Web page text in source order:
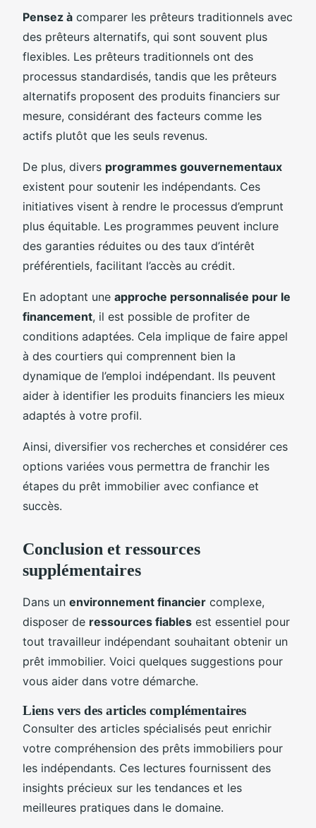
Pensez à comparer les prêteurs traditionnels avec
des prêteurs alternatifs, qui sont souvent plus
flexibles. Les prêteurs traditionnels ont des
processus standardisés, tandis que les prêteurs
alternatifs proposent des produits financiers sur
mesure, considérant des facteurs comme les
actifs plutôt que les seuls revenus.
De plus, divers programmes gouvernementaux
existent pour soutenir les indépendants. Ces
initiatives visent à rendre le processus d’emprunt
plus équitable. Les programmes peuvent inclure
des garanties réduites ou des taux d’intérêt
préférentiels, facilitant l’accès au crédit.
En adoptant une approche personnalisée pour le
financement, il est possible de profiter de
conditions adaptées. Cela implique de faire appel
à des courtiers qui comprennent bien la
dynamique de l’emploi indépendant. Ils peuvent
aider à identifier les produits financiers les mieux
adaptés à votre profil.
Ainsi, diversifier vos recherches et considérer ces
options variées vous permettra de franchir les
étapes du prêt immobilier avec confiance et
succès.
Conclusion et ressources
supplémentaires
Dans un environnement financier complexe,
disposer de ressources fiables est essentiel pour
tout travailleur indépendant souhaitant obtenir un
prêt immobilier. Voici quelques suggestions pour
vous aider dans votre démarche.
Liens vers des articles complémentaires
Consulter des articles spécialisés peut enrichir
votre compréhension des prêts immobiliers pour
les indépendants. Ces lectures fournissent des
insights précieux sur les tendances et les
meilleures pratiques dans le domaine.